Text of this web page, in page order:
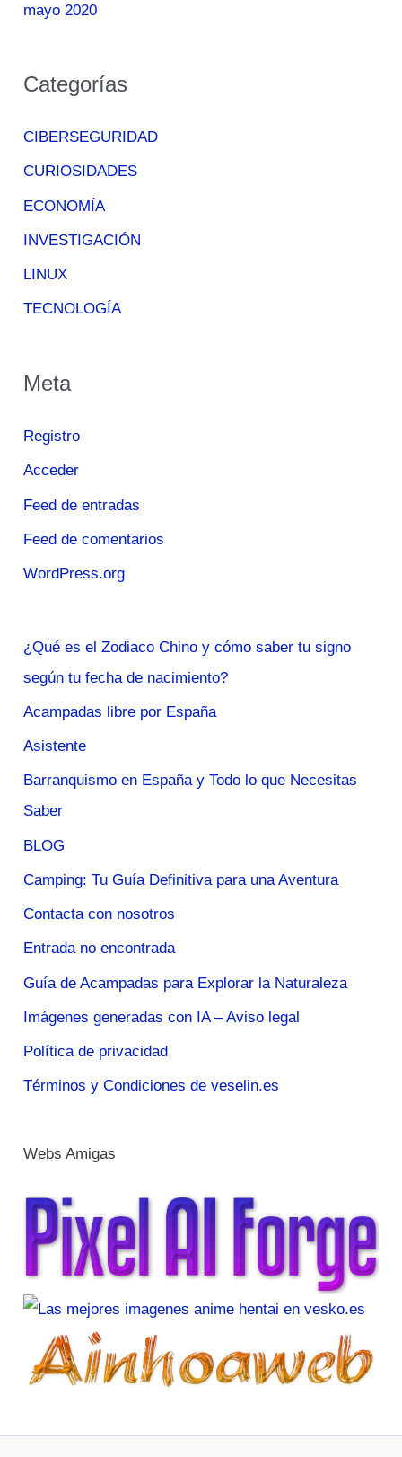
mayo 2020
Categorías
CIBERSEGURIDAD
CURIOSIDADES
ECONOMÍA
INVESTIGACIÓN
LINUX
TECNOLOGÍA
Meta
Registro
Acceder
Feed de entradas
Feed de comentarios
WordPress.org
¿Qué es el Zodiaco Chino y cómo saber tu signo
según tu fecha de nacimiento?
Acampadas libre por España
Asistente
Barranquismo en España y Todo lo que Necesitas
Saber
BLOG
Camping: Tu Guía Definitiva para una Aventura
Contacta con nosotros
Entrada no encontrada
Guía de Acampadas para Explorar la Naturaleza
Imágenes generadas con IA – Aviso legal
Política de privacidad
Términos y Condiciones de veselin.es
Webs Amigas